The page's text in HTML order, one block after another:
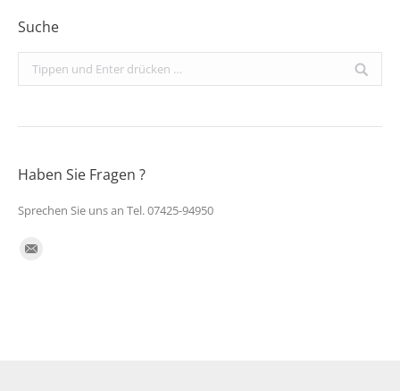
Suche
Search:
Haben Sie Fragen ?
Sprechen Sie uns an Tel. 07425-94950
Finden Sie uns auf: